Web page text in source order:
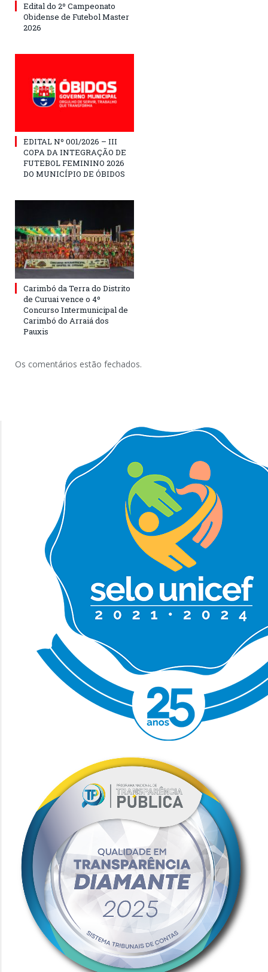
Edital do 2º Campeonato
Obidense de Futebol Master
2026
EDITAL Nº 001/2026 – III
COPA DA INTEGRAÇÃO DE
FUTEBOL FEMININO 2026
DO MUNICÍPIO DE ÓBIDOS
Carimbó da Terra do Distrito
de Curuai vence o 4º
Concurso Intermunicipal de
Carimbó do Arraiá dos
Pauxis
Os comentários estão fechados.